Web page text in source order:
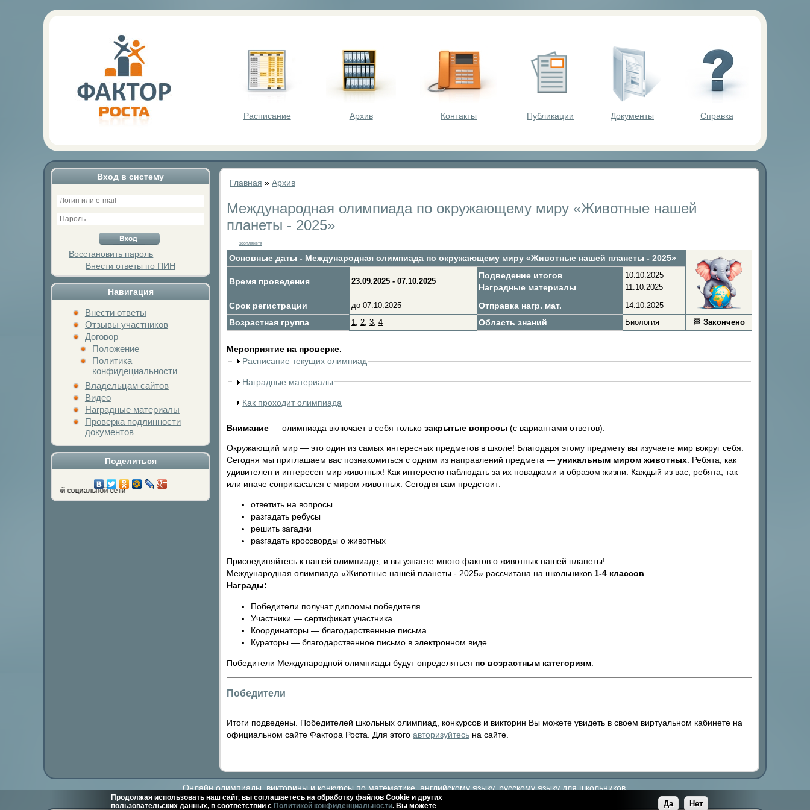
Расписание Архив Контакты Публикации Документы Справка
Вход в систему
Восстановить пароль
Внести ответы по ПИН
Навигация
Внести ответы
Отзывы участников
Договор
Положение
Политика
конфидециальности
Владельцам сайтов
Видео
Наградные материалы
Проверка подлинности
документов
Поделиться
любимой социальной сети
Главная » Архив
Международная олимпиада по окружающему миру «Животные нашей
планеты - 2025»
зоопланета
Основные даты - Международная олимпиада по окружающему миру «Животные нашей планеты - 2025»
Время проведения 23.09.2025 - 07.10.2025
Подведение итогов
Наградные материалы
10.10.2025
11.10.2025
Срок регистрации до 07.10.2025 Отправка нагр. мат. 14.10.2025
Возрастная группа 1, 2, 3, 4 Область знаний Биология 🏁 Закончено
Мероприятие на проверке.
Расписание текущих олимпиад
Наградные материалы
Как проходит олимпиада
Внимание — олимпиада включает в себя только закрытые вопросы (с вариантами ответов).
Окружающий мир — это один из самых интересных предметов в школе! Благодаря этому предмету вы изучаете мир вокруг себя.
Сегодня мы приглашаем вас познакомиться с одним из направлений предмета — уникальным миром животных . Ребята, как
удивителен и интересен мир животных! Как интересно наблюдать за их повадками и образом жизни. Каждый из вас, ребята, так
или иначе соприкасался с миром животных. Сегодня вам предстоит:
ответить на вопросы
разгадать ребусы
решить загадки
разгадать кроссворды о животных
Присоединяйтесь к нашей олимпиаде, и вы узнаете много фактов о животных нашей планеты!
Международная олимпиада «Животные нашей планеты - 2025» рассчитана на школьников 1-4 классов.
Награды:
Победители получат дипломы победителя
Участники — сертификат участника
Координаторы — благодарственные письма
Кураторы — благодарственное письмо в электронном виде
Победители Международной олимпиады будут определяться по возрастным категориям
Победители
Итоги подведены. Победителей школьных олимпиад, конкурсов и викторин Вы можете увидеть в своем виртуальном кабинете на
официальном сайте Фактора Роста. Для этого авторизуйтесь на сайте.
Онлайн олимпиады, викторины и конкурсы по математике, английскому языку, русскому языку для школьников.
Продолжая использовать наш сайт, вы соглашаетесь на обработку файлов Сookie и других
пользовательских данных, в соответствии с Политикой конфиденциальности. Вы можете Да Нет